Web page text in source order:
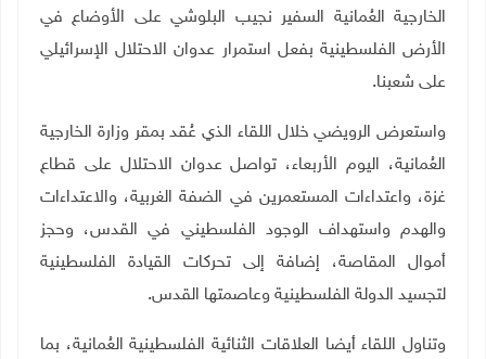
الخارجية العُمانية السفير نجيب البلوشي على الأوضاع في
الأرض الفلسطينية بفعل استمرار عدوان الاحتلال الإسرائيلي
على شعبنا.
واستعرض الرويضي خلال اللقاء الذي عُقد بمقر وزارة الخارجية
العُمانية، اليوم الأربعاء، تواصل عدوان الاحتلال على قطاع
غزة، واعتداءات المستعمرين في الضفة الغربية، والاعتداءات
والهدم واستهداف الوجود الفلسطيني في القدس، وحجز
أموال المقاصة، إضافة إلى تحركات القيادة الفلسطينية
لتجسيد الدولة الفلسطينية وعاصمتها القدس.
وتناول اللقاء أيضا العلاقات الثنائية الفلسطينية العُمانية، بما